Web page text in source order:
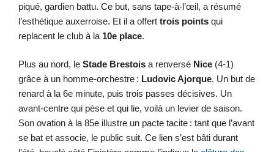
piqué, gardien battu. Ce but, sans tape-à-l’œil, a résumé
l’esthétique auxerroise. Et il a offert trois points qui
replacent le club à la 10e place.
Plus au nord, le Stade Brestois a renversé Nice (4-1)
grâce à un homme-orchestre : Ludovic Ajorque. Un but de
renard à la 6e minute, puis trois passes décisives. Un
avant-centre qui pèse et qui lie, voilà un levier de saison.
Son ovation à la 85e illustre un pacte tacite : tant que l’avant
se bat et associe, le public suit. Ce lien s’est bâti durant